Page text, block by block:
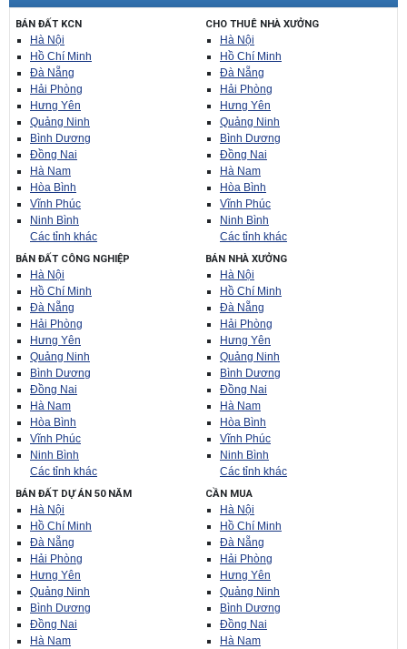
BÁN ĐẤT KCN
Hà Nội
Hồ Chí Minh
Đà Nẵng
Hải Phòng
Hưng Yên
Quảng Ninh
Bình Dương
Đồng Nai
Hà Nam
Hòa Bình
Vĩnh Phúc
Ninh Bình
Các tỉnh khác
CHO THUÊ NHÀ XƯỞNG
Hà Nội
Hồ Chí Minh
Đà Nẵng
Hải Phòng
Hưng Yên
Quảng Ninh
Bình Dương
Đồng Nai
Hà Nam
Hòa Bình
Vĩnh Phúc
Ninh Bình
Các tỉnh khác
BÁN ĐẤT CÔNG NGHIỆP
Hà Nội
Hồ Chí Minh
Đà Nẵng
Hải Phòng
Hưng Yên
Quảng Ninh
Bình Dương
Đồng Nai
Hà Nam
Hòa Bình
Vĩnh Phúc
Ninh Bình
Các tỉnh khác
BÁN NHÀ XƯỞNG
Hà Nội
Hồ Chí Minh
Đà Nẵng
Hải Phòng
Hưng Yên
Quảng Ninh
Bình Dương
Đồng Nai
Hà Nam
Hòa Bình
Vĩnh Phúc
Ninh Bình
Các tỉnh khác
BÁN ĐẤT DỰ ÁN 50 NĂM
Hà Nội
Hồ Chí Minh
Đà Nẵng
Hải Phòng
Hưng Yên
Quảng Ninh
Bình Dương
Đồng Nai
Hà Nam
CẦN MUA
Hà Nội
Hồ Chí Minh
Đà Nẵng
Hải Phòng
Hưng Yên
Quảng Ninh
Bình Dương
Đồng Nai
Hà Nam